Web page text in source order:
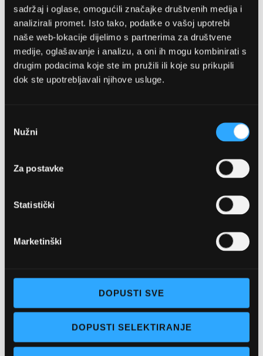
sadržaj i oglase, omogućili značajke društvenih medija i
analizirali promet. Isto tako, podatke o vašoj upotrebi
naše web-lokacije dijelimo s partnerima za društvene
medije, oglašavanje i analizu, a oni ih mogu kombinirati s
drugim podacima koje ste im pružili ili koje su prikupili
dok ste upotrebljavali njihove usluge.
pristanka
Nužni
Za postavke
Statistički
Marketinški
DOPUSTI SVE
DOPUSTI SELEKTIRANJE
OPTIKA NJEGO, POSLOVNICA 1
Pon - pet: 07 - 21h,
Sub: 07-21h